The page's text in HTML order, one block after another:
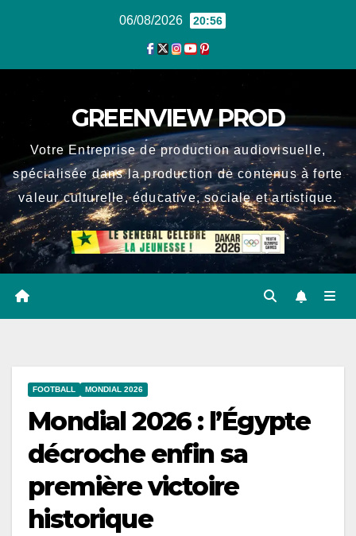
06/08/2026 20:56
GREENVIEW PROD
Votre Entreprise de production audiovisuelle,
spécialisée dans la production de contenus à forte
valeur culturelle, éducative, sociale et artistique.
FOOTBALL MONDIAL 2026
Mondial 2026 : l’Égypte
décroche enfin sa
première victoire
historique